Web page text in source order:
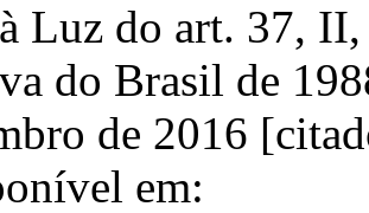
Luz do art. 37,
do Brasil de
de 2016
em: